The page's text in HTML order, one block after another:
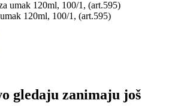
120ml, 100/1, (art.595)
gledaju zanimaju još